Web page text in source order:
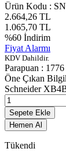
Ürün Kodu :
2.664,26 TL
1.065,70 TL
%60 İndirim
Fiyat Alarmı
KDV Dahildir.
Parapuan : 1776
Öne Çıkan
Schneider
Sepete Ekle
Hemen Al
Tükendi